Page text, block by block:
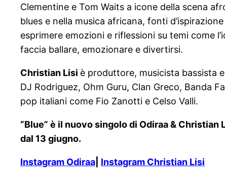
Clementine e Tom Waits a icone della scena
blues e nella musica africana, fonti
esprimere emozioni e riflessioni su temi come
faccia ballare, emozionare e divertirsi.
Christian Lisi è produttore, musicista bassista
DJ Rodriguez, Ohm Guru, Clan Greco, Banda
pop italiani come Fio Zanotti e Celso Valli.
“Blue” è il nuovo singolo di Odiraa &
dal 13 giugno.
Instagram Odiraa Instagram Christian Lisi